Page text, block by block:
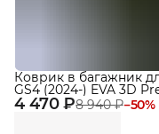
4 470 ₽8 940 ₽−50%
Коврик в багажник
GS4 (2024-) EVA 3D